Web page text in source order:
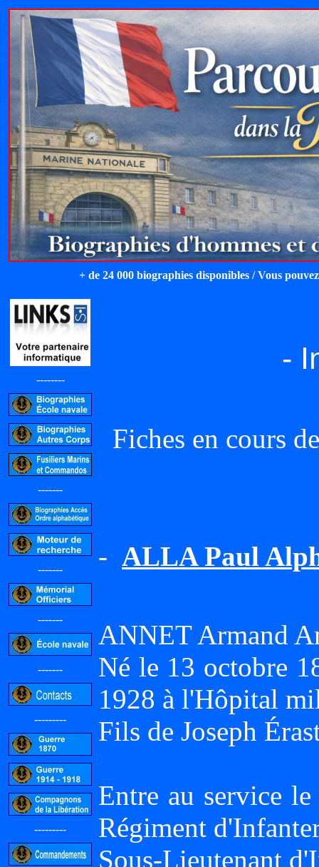
+ de 24 000 biographies disponibles / Vous
--------
-------
-------
-------
-------
---------
---------
-
Fiches en cours
- ALLA Paul
ANNET Armand
Né le 13 octobre
1928 à l'Hôpital
Fils de Joseph
Entre au service
Régiment
Sous-Lieutenant